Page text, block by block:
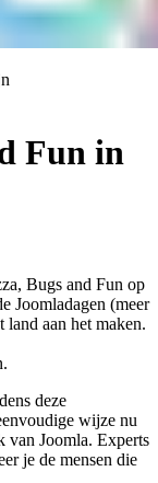
Fun in
Bugs and Fun op
Joomladagen (meer
land aan het maken.
deze
wijze nu
van Joomla. Experts
je de mensen die